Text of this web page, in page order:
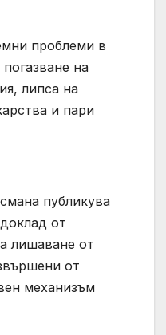
проблеми в
на
липса на
и пари
публикува
от
лишаване от
от
механизъм